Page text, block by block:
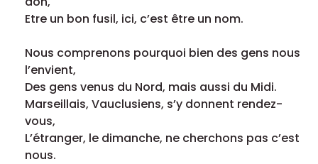
Etre un bon fusil, ici, c’est être un nom.
Nous comprenons pourquoi bien des gens nous
l’envient,
Des gens venus du Nord, mais aussi du Midi.
Marseillais, Vauclusiens, s’y donnent rendez-
vous,
L’étranger, le dimanche, ne cherchons pas c’est
nous.